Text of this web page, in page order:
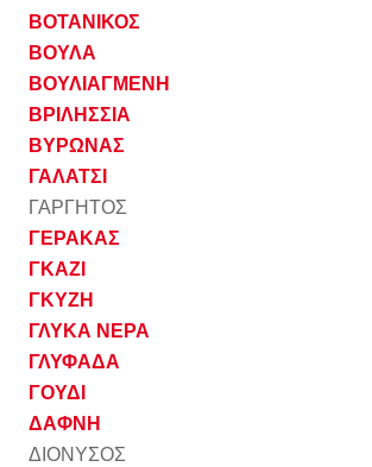
ΒΟΤΑΝΙΚΟΣ
ΒΟΥΛΑ
ΒΟΥΛΙΑΓΜΕΝΗ
ΒΡΙΛΗΣΣΙΑ
ΒΥΡΩΝΑΣ
ΓΑΛΑΤΣΙ
ΓΑΡΓΗΤΟΣ
ΓΕΡΑΚΑΣ
ΓΚΑΖΙ
ΓΚΥΖΗ
ΓΛΥΚΑ ΝΕΡΑ
ΓΛΥΦΑΔΑ
ΓΟΥΔΙ
ΔΑΦΝΗ
ΔΙΟΝΥΣΟΣ